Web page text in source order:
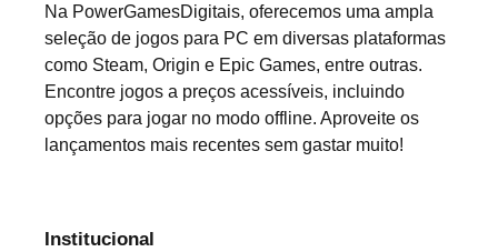
Na PowerGamesDigitais, oferecemos uma ampla
seleção de jogos para PC em diversas plataformas
como Steam, Origin e Epic Games, entre outras.
Encontre jogos a preços acessíveis, incluindo
opções para jogar no modo offline. Aproveite os
lançamentos mais recentes sem gastar muito!
Institucional